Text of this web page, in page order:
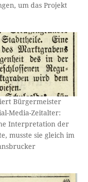
um das Projekt
Bürgermeister
Media-Zeitalter:
Interpretation der
musste sie gleich im